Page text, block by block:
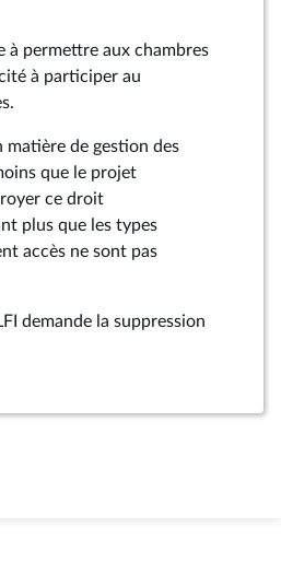
à permettre aux chambres
à participer au
matière de gestion des
que le projet
ce droit
plus que les types
accès ne sont pas
demande la suppression